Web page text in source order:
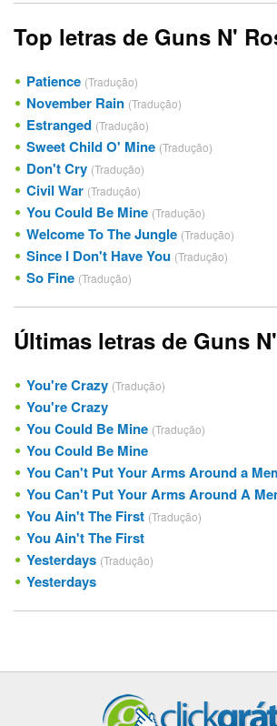
Top letras de Guns N'
Patience (Tradução)
November Rain (Tradução)
Estranged (Tradução)
Sweet Child O' Mine (Tradução)
Don't Cry (Tradução)
Civil War (Tradução)
You Could Be Mine (Tradução)
Welcome To The Jungle (Tradução)
Since I Don't Have You (Tradução)
So Fine (Tradução)
Últimas letras de Guns
You're Crazy (Tradução)
You're Crazy
You Could Be Mine (Tradução)
You Could Be Mine
You Can't Put Your Arms Around a
You Can't Put Your Arms Around A
You Ain't The First (Tradução)
You Ain't The First
Yesterdays (Tradução)
Yesterdays